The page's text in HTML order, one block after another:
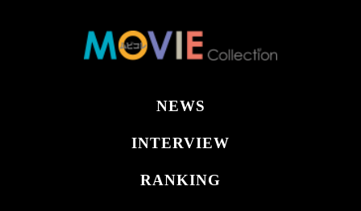
NEWS
INTERVIEW
RANKING